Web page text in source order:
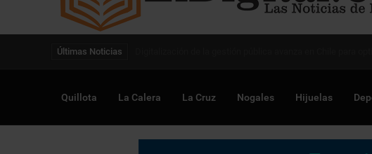
Últimas Noticias
Quillota La Calera La Cruz Nogales Hijuelas